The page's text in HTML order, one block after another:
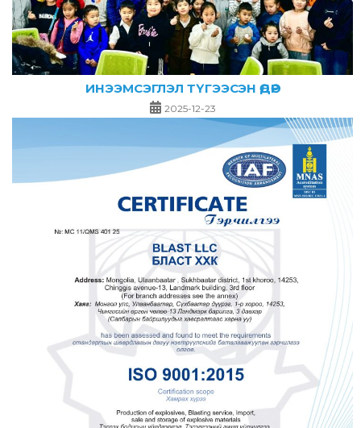
ИНЭЭМСЭГЛЭЛ ТҮГЭЭСЭН ӨДӨР
2025-12-23